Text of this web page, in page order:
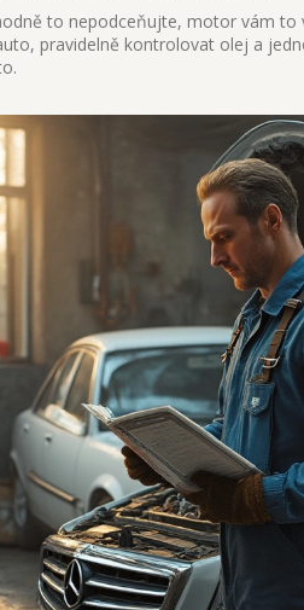
to nepodceňujte, motor vám
pravidelně kontrolovat olej a